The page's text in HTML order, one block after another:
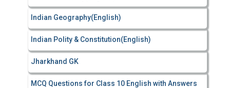
Indian Geography(English)
Indian Polity & Constitution(English)
Jharkhand GK
MCQ Questions for Class 10 English with Answers